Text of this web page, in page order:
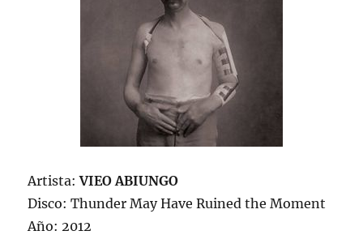
Artista:VIEO ABIUNGO
Disco: Thunder May Have Ruined the Moment
Año: 2012